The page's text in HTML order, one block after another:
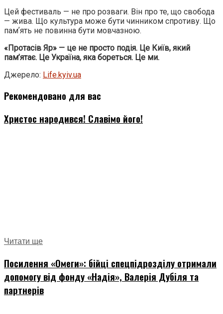
Цей фестиваль — не про розваги. Він про те, що свобода
— жива. Що культура може бути чинником спротиву. Що
памʼять не повинна бути мовчазною.
«Протасів Яр» — це не просто подія. Це Київ, який
пам’ятає. Це Україна, яка бореться. Це ми.
Джерело: Life.kyiv.ua
Рекомендовано для вас
Христос народився! Славімо його!
Читати ще
Посилення «Омеги»: бійці спецпідрозділу отримали
допомогу від фонду «Надія», Валерія Дубіля та
партнерів